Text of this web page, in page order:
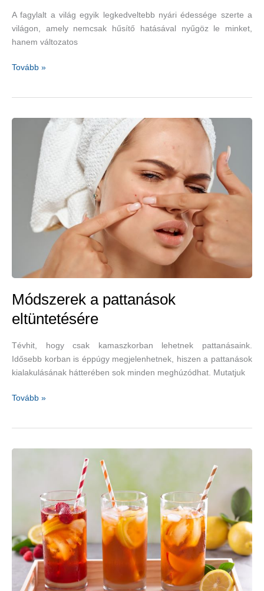
A fagylalt a világ egyik legkedveltebb nyári édessége szerte a
világon, amely nemcsak hűsítő hatásával nyűgöz le minket,
hanem változatos
Gyógynövényes
minden
Tovább »
Módszerek a pattanások
eltüntetésére
Tévhit, hogy csak kamaszkorban lehetnek pattanásaink.
Idősebb korban is éppúgy megjelenhetnek, hiszen a pattanások
kialakulásának hátterében sok minden meghúzódhat. Mutatjuk
Módszerek
Tovább »